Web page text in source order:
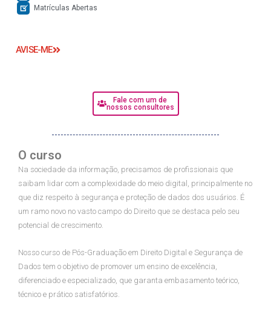
Matrículas Abertas
AVISE-ME
Fale com um de
nossos consultores
O curso
Na sociedade da informação, precisamos de profissionais que
saibam lidar com a complexidade do meio digital, principalmente no
que diz respeito à segurança e proteção de dados dos usuários. É
um ramo novo no vasto campo do Direito que se destaca pelo seu
potencial de crescimento.
Nosso curso de Pós-Graduação em Direito Digital e Segurança de
Dados tem o objetivo de promover um ensino de excelência,
diferenciado e especializado, que garanta embasamento teórico,
técnico e prático satisfatórios.